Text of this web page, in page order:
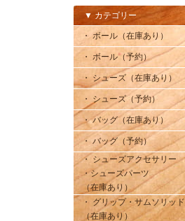
▼ カテゴリー
・ ボール（在庫あり）
・ ボール（予約）
・ シューズ（在庫あり）
・ シューズ（予約）
・ バッグ（在庫あり）
・ バッグ（予約）
・ シューズアクセサリー
・シューズパーツ
（在庫あり）
・ グリップ・サムソリッド
（在庫あり）